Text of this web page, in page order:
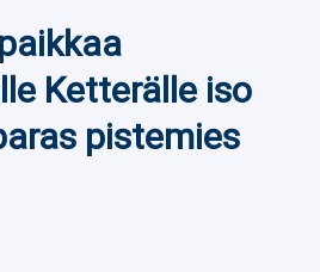
Ketterälle iso
pistemies